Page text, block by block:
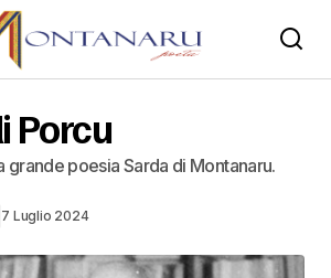
Porcu
grande poesia Sarda di Montanaru.
7 Luglio 2024